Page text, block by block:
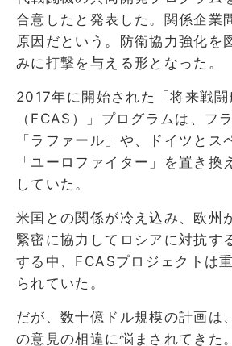
合意したと発表した。関係企業
原因だという。防衛協力強化を
みに打撃を与える形となった。
2017年に開始された「将来戦闘
（FCAS）」プログラムは、フ
「ラファール」や、ドイツとス
「ユーロファイター」を置き換
していた。
米国との関係が冷え込み、欧州
緊密に協力してロシアに対抗す
する中、FCASプロジェクトは
られていた。
だが、数十億ドル規模の計画は
の意見の相違に悩まされてきた